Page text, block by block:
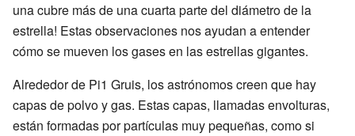
una cubre más de una cuarta parte del diámetro de la
estrella! Estas observaciones nos ayudan a entender
cómo se mueven los gases en las estrellas gigantes.
Alrededor de Pi1 Gruis, los astrónomos creen que hay
capas de polvo y gas. Estas capas, llamadas envolturas,
están formadas por partículas muy pequeñas, como si